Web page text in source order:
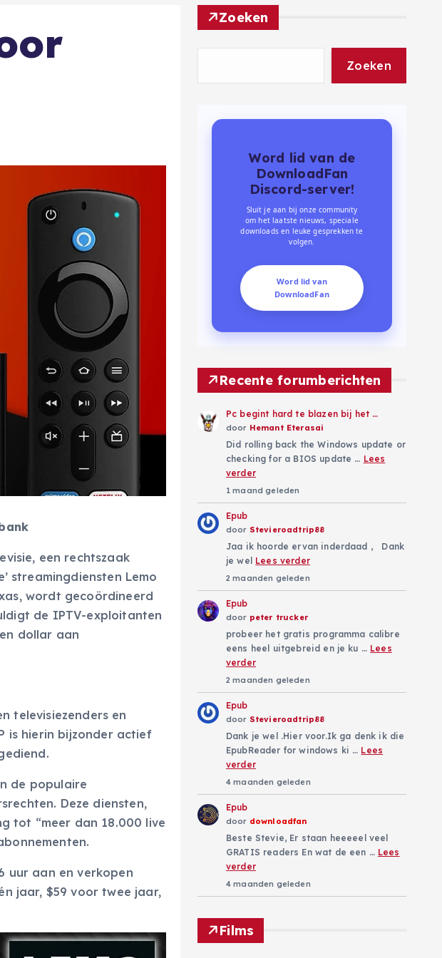
een rechtszaak
streamingdiensten Lemo
wordt gecoördineerd
de IPTV-exploitanten
dollar aan
televisiezenders en
is hierin bijzonder actief
de populaire
Deze diensten,
tot “meer dan 18.000 live
uur aan en verkopen
jaar, $59 voor twee jaar,
Zoeken
Zoeken
Word lid van de
DownloadFan
Discord-server!
Sluit je aan bij onze community
om het laatste nieuws, speciale
downloads en leuke gesprekken te
volgen.
Word lid van
DownloadFan
Recente forumberichten
Pc begint hard te blazen bij het …
door Hemant Eterasai
Did rolling back the Windows update or
checking for a BIOS update … Lees
verder
1 maand geleden
Epub
door Stevieroadtrip88
Jaa ik hoorde ervan inderdaad , Dank
je wel Lees verder
2 maanden geleden
Epub
door peter trucker
probeer het gratis programma calibre
eens heel uitgebreid en je ku … Lees
verder
2 maanden geleden
Epub
door Stevieroadtrip88
Dank je wel .Hier voor.Ik ga denk ik die
EpubReader for windows ki … Lees
verder
4 maanden geleden
Epub
door downloadfan
Beste Stevie, Er staan heeeeel veel
GRATIS readers En wat de een … Lees
verder
4 maanden geleden
Films